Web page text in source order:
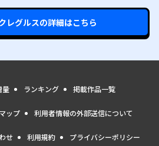
の無自覚ざまぁ～
レグルスの詳細はこちら
量 ランキング 掲載作品一覧
ップ 利用者情報の外部送信について
せ 利用規約 プライバシーポリシー